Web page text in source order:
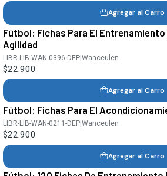
Agregar al Carro
Fútbol: Fichas Para El Entrenamiento
Agilidad
LIBR-LIB-WAN-0396-DEP|Wanceulen
$22.900
Agregar al Carro
Fútbol: Fichas Para El
LIBR-LIB-WAN-0211-DEP |Wanceulen
$22.900
Agregar al Carro